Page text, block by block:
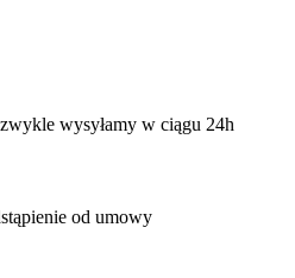
wysyłamy w ciągu 24h
od umowy